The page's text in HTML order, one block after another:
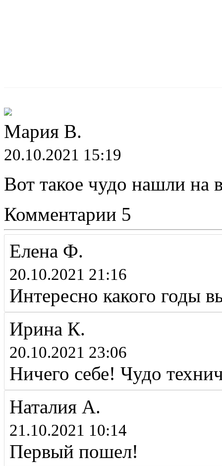
Мария В.
20.10.2021 15:19
Вот такое чудо нашли на
Комментарии 5
Елена Ф.
20.10.2021 21:16
Интересно какого годы
Ирина К.
20.10.2021 23:06
Ничего себе! Чудо
Наталия А.
21.10.2021 10:14
Первый пошел!